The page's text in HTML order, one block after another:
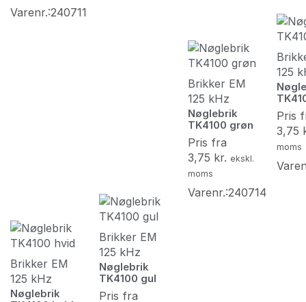
Varenr.:240711
Brikker EM
125 kHz
Nøglebrik
TK4100 grøn
Pris fra
3,75 kr. ekskl.
moms
Varenr.:240714
125
Pris
3,75
moms
Brikker EM
125 kHz
Nøglebrik
Brikker EM
125 kHz
Nøglebrik
TK4100 gul
Pris fra